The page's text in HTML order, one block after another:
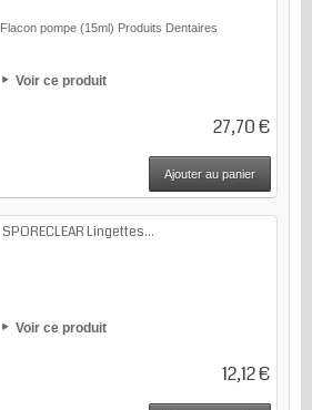
Flacon pompe (15ml) Produits Dentaires
Voir ce produit
27,70 €
Ajouter au panier
SPORECLEAR Lingettes...
Voir ce produit
12,12 €